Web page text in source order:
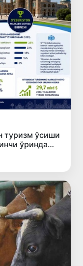
туризм ўсиши
ўринда